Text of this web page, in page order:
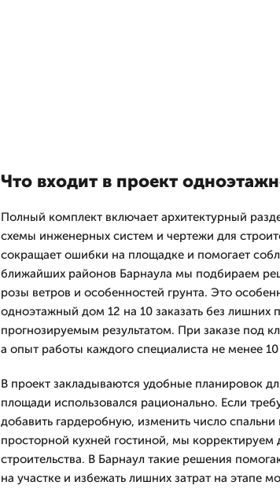
Что входит в проект
Полный комплект включает архитектурный
схемы инженерных систем и чертежи для
сокращает ошибки на площадке и помогает
ближайших районов Барнаула мы подбираем
розы ветров и особенностей грунта. Это
одноэтажный дом 12 на 10 заказать без лишних
прогнозируемым результатом. При заказе под
а опыт работы каждого специалиста не менее 10
В проект закладываются удобные планировок
площади использовался рационально. Если
добавить гардеробную, изменить число спальни
просторной кухней гостиной, мы
строительства. В Барнаул такие решения
на участке и избежать лишних затрат на этапе